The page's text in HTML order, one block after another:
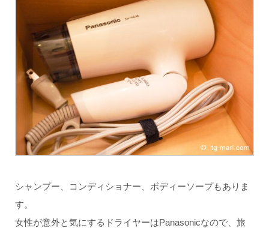
シャンプー、コンディショナー、ボディーソープもありま
す。
女性が意外と気にするドライヤーはPanasonicなので、旅